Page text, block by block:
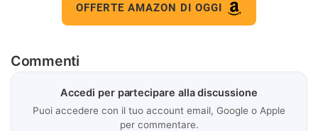
OFFERTE AMAZON DI OGGI
Commenti
Accedi per partecipare alla discussione
Puoi accedere con il tuo account email, Google o Apple
per commentare.